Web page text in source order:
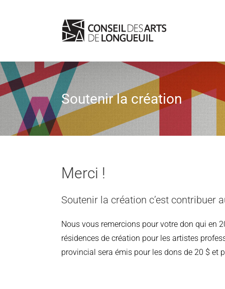
Soutenir la création
Merci !
Soutenir la création c’est contribuer
Nous vous remercions pour votre don qui en
résidences de création pour les artistes
provincial sera émis pour les dons de 20 $ et